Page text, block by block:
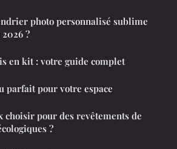
photo personnalisé sublime
?
en kit : votre guide complet
parfait pour votre espace
choisir pour des revêtements de
?